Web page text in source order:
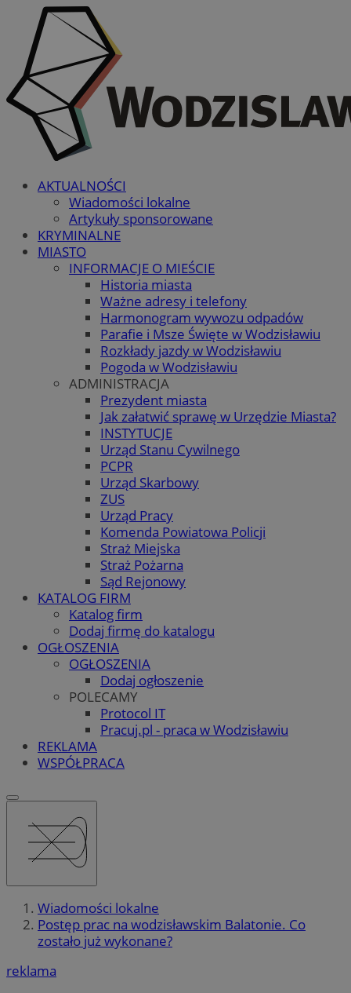
AKTUALNOŚCI
Wiadomości lokalne
Artykuły sponsorowane
KRYMINALNE
MIASTO
INFORMACJE O MIEŚCIE
Historia miasta
Ważne adresy i telefony
Harmonogram wywozu odpadów
Parafie i Msze Święte w Wodzisławiu
Rozkłady jazdy w Wodzisławiu
Pogoda w Wodzisławiu
ADMINISTRACJA
Prezydent miasta
Jak załatwić sprawę w Urzędzie Miasta?
INSTYTUCJE
Urząd Stanu Cywilnego
PCPR
Urząd Skarbowy
ZUS
Urząd Pracy
Komenda Powiatowa Policji
Straż Miejska
Straż Pożarna
Sąd Rejonowy
KATALOG FIRM
Katalog firm
Dodaj firmę do katalogu
OGŁOSZENIA
OGŁOSZENIA
Dodaj ogłoszenie
POLECAMY
Protocol IT
Pracuj.pl - praca w Wodzisławiu
REKLAMA
WSPÓŁPRACA
Wiadomości lokalne
Postęp prac na wodzisławskim Balatonie. Co
zostało już wykonane?
reklama